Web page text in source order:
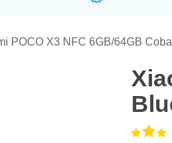
POCO X3 NFC 6GB/64GB